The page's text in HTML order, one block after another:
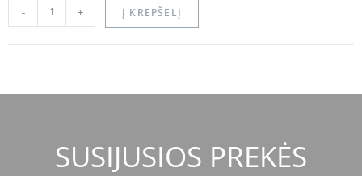
- + Į KREPŠELĮ
SUSIJUSIOS PREKĖS